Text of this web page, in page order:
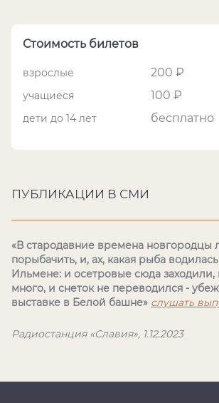
Стоимость билетов
взрослые 200 ₽
учащиеся 100 ₽
дети до 14 лет бесплатно
ПУБЛИКАЦИИ В СМИ
«В стародавние времена новгородцы
порыбачить, и, ах, какая рыба
Ильмене: и осетровые сюда заходили,
много, и снеток не переводился -
выставке в Белой башне» слушать
Радиостанция «Славия», 1.12.2023